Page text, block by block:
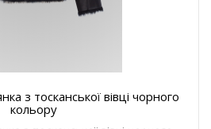
з тосканської вівці чорного
кольору